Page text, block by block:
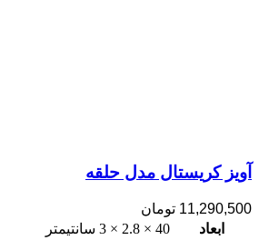
آویز کریستال مدل حلقه
11,290,500 تومان
ابعاد
40 × 2.8 × 3 سانتیمتر